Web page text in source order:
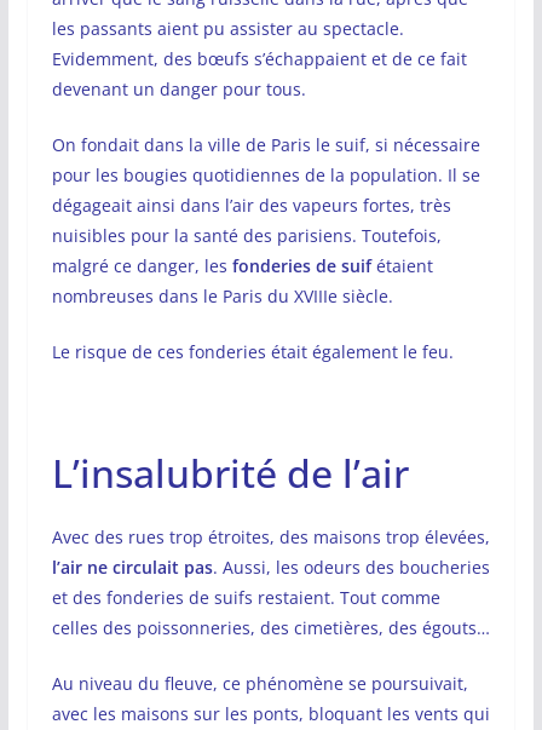
les passants aient pu assister au spectacle.
Evidemment, des bœufs s’échappaient et de ce fait
devenant un danger pour tous.
On fondait dans la ville de Paris le suif, si nécessaire
pour les bougies quotidiennes de la population. Il se
dégageait ainsi dans l’air des vapeurs fortes, très
nuisibles pour la santé des parisiens. Toutefois,
malgré ce danger, les fonderies de suifétaient
nombreuses dans le Paris du XVIIIe siècle.
Le risque de ces fonderies était également le feu.
L’insalubrité de l’air
Avec des rues trop étroites, des maisons trop élevées,
l’air ne circulait pas. Aussi, les odeurs des boucheries
et des fonderies de suifs restaient. Tout comme
celles des poissonneries, des cimetières, des égouts…
Au niveau du fleuve, ce phénomène se poursuivait,
avec les maisons sur les ponts, bloquant les vents qui